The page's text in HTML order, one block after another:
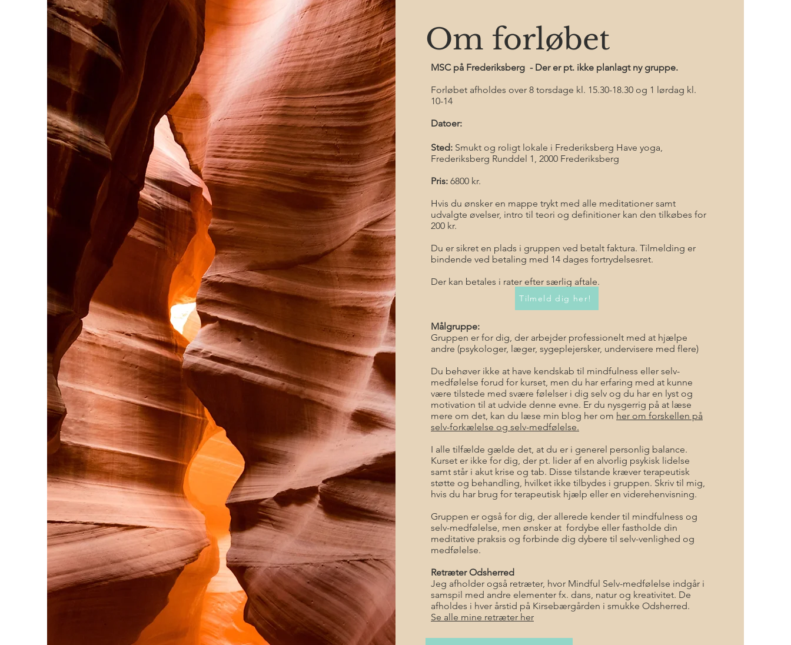
nedenfor.
Scroll ned
Om forløbet
MSC på Frederiksberg - Der er pt. ikke planlagt ny gruppe.
Forløbet afholdes over 8 torsdage kl. 15.30-18.30 og 1 lørdag kl.
10-14
Datoer:
Sted: Smukt og roligt lokale i Frederiksberg Have yoga,
Frederiksberg Runddel 1, 2000 Frederiksberg
Pris: 6800 kr.
Hvis du ønsker en mappe trykt med alle meditationer samt
udvalgte øvelser, intro til teori og definitioner kan den tilkøbes for
200 kr.
Du er sikret en plads i gruppen ved betalt faktura. Tilmelding er
bindende ved betaling med 14 dages fortrydelsesret.
Der kan betales i rater efter særlig aftale.
Målgruppe:
Gruppen er for dig, der arbejder professionelt med at hjælpe
andre (psykologer, læger, sygeplejersker, undervisere med flere)
Du behøver ikke at have kendskab til mindfulness eller selv-
medfølelse forud for kurset, men du har erfaring med at kunne
være tilstede med svære følelser i dig selv og du har en lyst og
motivation til at udvide denne evne. Er du nysgerrig på at læse
mere om det, kan du læse min blog her om her om forskellen på
selv-forkælelse og selv-medfølelse.
I alle tilfælde gælde det, at du er i generel personlig balance.
Kurset er ikke for dig, der pt. lider af en alvorlig psykisk lidelse
samt står i akut krise og tab. Disse tilstande kræver terapeutisk
støtte og behandling, hvilket ikke tilbydes i gruppen. Skriv til mig,
hvis du har brug for terapeutisk hjælp eller en viderehenvisning.
Gruppen er også for dig, der allerede kender til mindfulness og
selv-medfølelse, men ønsker at fordybe eller fastholde din
meditative praksis og forbinde dig dybere til selv-venlighed og
medfølelse.
Retræter Odsherred
Jeg afholder også retræter, hvor Mindful Selv-medfølelse indgår i
samspil med andre elementer fx. dans, natur og kreativitet. De
afholdes i hver årstid på Kirsebærgården i smukke Odsherred.
Se alle mine retræter her
Tilmeld dig her!